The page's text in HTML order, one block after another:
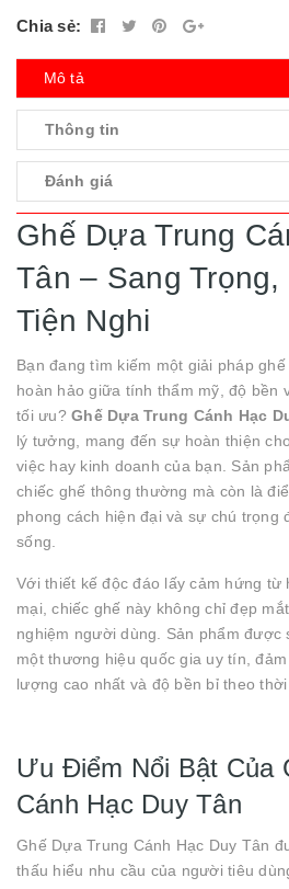
Chia sẻ:
Mô tả
Thông tin
Đánh giá
Ghế Dựa Trung
Tân – Sang
Tiện Nghi
Bạn đang tìm kiếm một giải pháp
hoàn hảo giữa tính thẩm mỹ, độ bền
tối ưu? Ghế Dựa Trung Cánh Hạc
lý tưởng, mang đến sự hoàn thiện
việc hay kinh doanh của bạn. Sản
chiếc ghế thông thường mà còn là
phong cách hiện đại và sự chú trọng
sống.
Với thiết kế độc đáo lấy cảm hứng từ
mại, chiếc ghế này không chỉ đẹp
nghiệm người dùng. Sản phẩm được
một thương hiệu quốc gia uy tín,
lượng cao nhất và độ bền bỉ theo thời
Ưu Điểm Nổi Bật Của
Cánh Hạc Duy Tân
Ghế Dựa Trung Cánh Hạc Duy Tân
thấu hiểu nhu cầu của người tiêu